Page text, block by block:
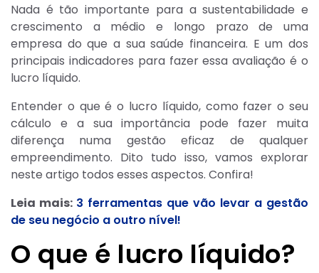
Nada é tão importante para a sustentabilidade e
crescimento a médio e longo prazo de uma
empresa do que a sua saúde financeira. E um dos
principais indicadores para fazer essa avaliação é o
lucro líquido.
Entender o que é o lucro líquido, como fazer o seu
cálculo e a sua importância pode fazer muita
diferença numa gestão eficaz de qualquer
empreendimento. Dito tudo isso, vamos explorar
neste artigo todos esses aspectos. Confira!
Leia mais: 3 ferramentas que vão levar a gestão
de seu negócio a outro nível!
O que é lucro líquido?